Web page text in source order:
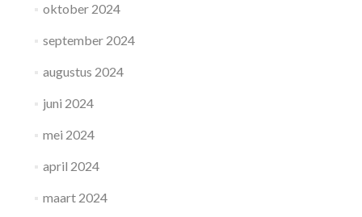
oktober 2024
september 2024
augustus 2024
juni 2024
mei 2024
april 2024
maart 2024